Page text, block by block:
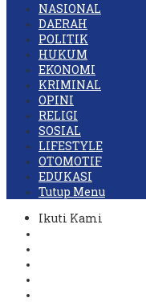
NASIONAL
DAERAH
POLITIK
HUKUM
EKONOMI
KRIMINAL
OPINI
RELIGI
SOSIAL
LIFESTYLE
OTOMOTIF
EDUKASI
Tutup Menu
Ikuti Kami